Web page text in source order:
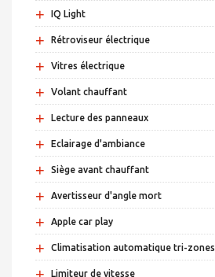
+ IQ Light
+ Rétroviseur électrique
+ Vitres électrique
+ Volant chauffant
+ Lecture des panneaux
+ Eclairage d'ambiance
+ Siège avant chauffant
+ Avertisseur d'angle mort
+ Apple car play
+ Climatisation automatique tri-zones
Limiteur de vitesse